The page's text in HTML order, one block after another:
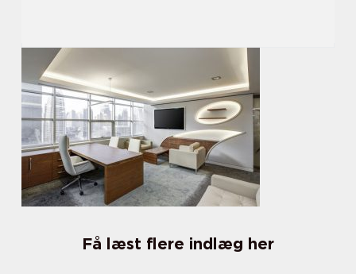
Få læst flere indlæg her